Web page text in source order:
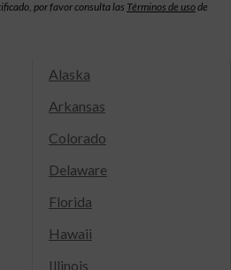
por favor consulta las Términos de usode
Alaska
Arkansas
Colorado
Delaware
Florida
Hawaii
Illinois